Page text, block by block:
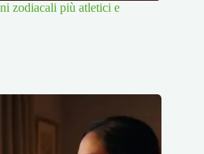
zodiacali più atletici e